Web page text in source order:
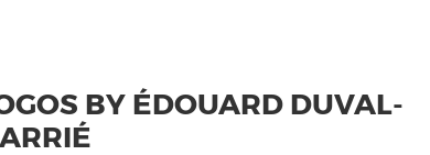
BY ÉDOUARD DUVAL-